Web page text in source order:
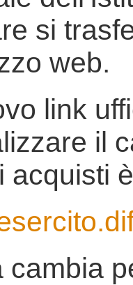
si
web.
link
il
acquisti
cambia